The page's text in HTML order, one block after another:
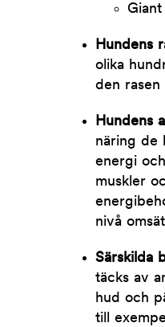
Hundens
olika
den
Hundens
näring de
energi
muskler
nivå
Särskilda
täcks av
hud och
till